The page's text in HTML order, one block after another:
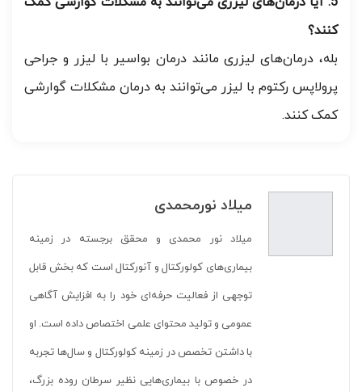
کنند؟
بله، درمان‌های لیزری مانند درمان بواسیر با لیزر و جراحی
پرولاپس رکتوم با لیزر می‌توانند به درمان مشکلات گوارشی
کمک کنند.
میلاد نورمحمدی
میلاد نور محمدی و محقق برجسته در زمینه
بیماری‌های کولورکتال و آنورکتال است که بخش قابل
توجهی از فعالیت حرفه‌ای خود را به افزایش آگاهی
عمومی و تولید محتوای علمی اختصاص داده است. او
با داشتن تخصص در زمینه کولورکتال و سال‌ها تجربه
در خصوص با بیماری‌هایی نظیر سرطان روده بزرگ،